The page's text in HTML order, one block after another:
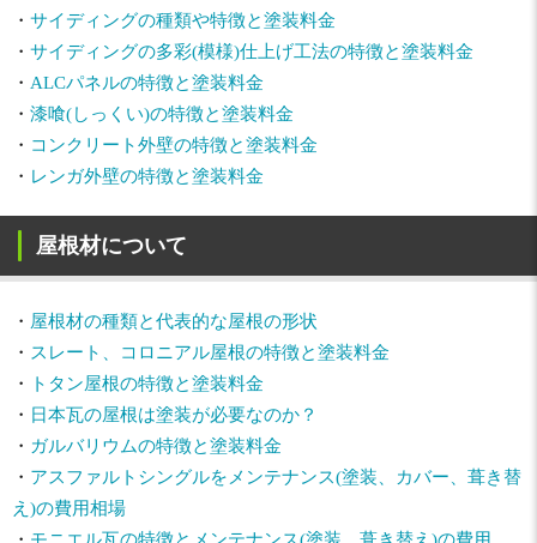
・ サイディングの種類や特徴と塗装料金
・ サイディングの多彩(模様)仕上げ工法の特徴と塗装料金
・ ALCパネルの特徴と塗装料金
・ 漆喰(しっくい)の特徴と塗装料金
・ コンクリート外壁の特徴と塗装料金
・ レンガ外壁の特徴と塗装料金
屋根材について
・ 屋根材の種類と代表的な屋根の形状
・ スレート、コロニアル屋根の特徴と塗装料金
・
トタン屋根の特徴と塗装料金
・ 日本瓦の屋根は塗装が必要なのか？
・ ガルバリウムの特徴と塗装料金
・ アスファルトシングルをメンテナンス(塗装、カバー、葺き替
え)の費用相場